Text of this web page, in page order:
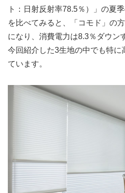
ト：日射反射率78.5％）」の夏
を比べてみると、「コモド」の
になり、消費電力は8.3％ダウン
今回紹介した3生地の中でも特に
ています。